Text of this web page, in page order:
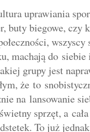
uprawiania
buty biegowe, czy
machają do
grupy jest
że to
na lansowanie
sprzęt, a
To już